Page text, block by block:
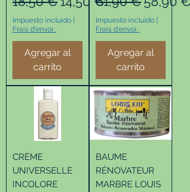
Impuesto incluido
Frais d'envoi :
Agregar al
carrito
Impuesto incluido
Frais d'envoi :
Agregar al
carrito
CRÈME
UNIVERSELLE
INCOLORE
BAUME
RÉNOVATEUR
MARBRE LOUIS